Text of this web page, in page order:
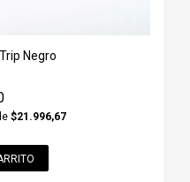
Negro
$21.996,67